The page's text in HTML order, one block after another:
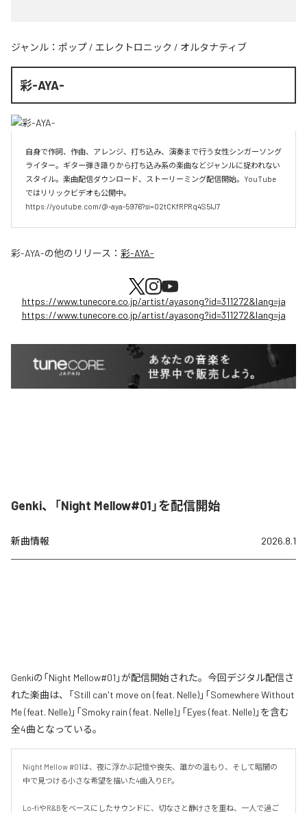
ジャンル： ポップ / エレクトロニック / オルタナティブ
彩-AYA-
自身で作詞、作曲、アレンジ、打ち込み、演奏まで行う女性シンガーソング
ライター。ギター弾き語りから打ち込み系の楽曲などジャンルに捉われない
スタイル。楽曲配信ダウンロード、ストーリーミング配信開始。YouTube
ではリリックビデオも公開中。
https://youtube.com/@-aya-5976?si=02tCKfRPRq4S5lJ7
彩-AYA-の他のリリース： 彩-AYA-
https://www.tunecore.co.jp/artist/ayasong?id=311272&lang=ja
https://www.tunecore.co.jp/artist/ayasong?id=311272&lang=ja
Genki、「Night Mellow#01」を配信開始
新曲情報 2026.8.1
Genkiの「Night Mellow#01」が配信開始された。今回デジタル配信さ
れた楽曲は、「Still can't move on (feat. Nelle)」「Somewhere Without
Me (feat. Nelle)」「Smoky rain (feat. Nelle)」「Eyes (feat. Nelle)」を含む
全4曲となっている。
Night Mellow #01は、夜に浮かぶ記憶や喪失、誰かの温もり、そして暗闇の
中で見つける小さな希望を描いた4曲入りEP。
Lo-fiやR&Bをベースにしたサウンドに、切なさと静けさを重ね、一人で過ご